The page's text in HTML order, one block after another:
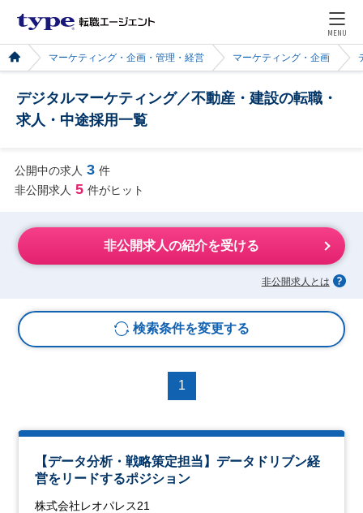
MENU
マーケティング・企画・管理・経営 マーケティング・企画
デジタルマーケティング／不動産・建設の転職・
求人・中途採用一覧
公開中の求人 3 件
非公開求人 5 件がヒット
非公開求人の紹介を受ける
非公開求人とは
検索条件を変更する
1
【データ分析・戦略策定担当】データドリブン経
営をリードするポジション
株式会社レオパレス21